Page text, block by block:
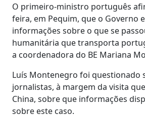
O primeiro-ministro português
feira, em Pequim, que o Governo
informações sobre o que se
humanitária que transporta
a coordenadora do BE Mariana
Luís Montenegro foi questionado
jornalistas, à margem da visita
China, sobre que informações
sobre este caso.